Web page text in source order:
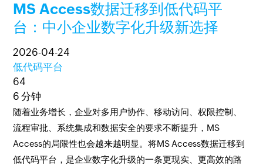
MS Access数据迁移到低代码平
台：中小企业数字化升级新选择
2026-04-24
低代码平台
64
6 分钟
随着业务增长，企业对多用户协作、移动访问、权限控制、
流程审批、系统集成和数据安全的要求不断提升，MS
Access的局限性也会越来越明显。将MS Access数据迁移到
低代码平台，是企业数字化升级的一条更现实、更高效的路